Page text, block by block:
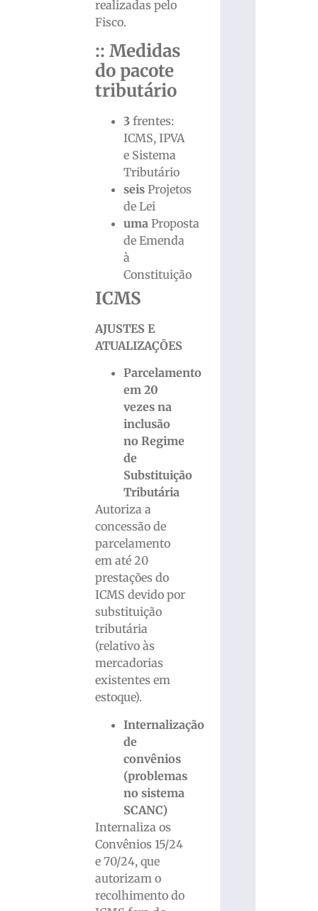
realizadas pelo
Fisco.
:: Medidas
do pacote
tributário
3frentes:
ICMS, IPVA
e Sistema
Tributário
seisProjetos
de Lei
umaProposta
de Emenda
à
Constituição
ICMS
AJUSTES E
ATUALIZAÇÕES
Parcelamento
em 20
vezes na
inclusão
no Regime
de
Substituição
Tributária
Autoriza a
concessão de
parcelamento
em até 20
prestações do
ICMS devido por
substituição
tributária
(relativo às
mercadorias
existentes em
estoque).
Internalização
de
convênios
(problemas
no sistema
SCANC)
Internaliza os
Convênios 15/24
e 70/24, que
autorizam o
recolhimento do